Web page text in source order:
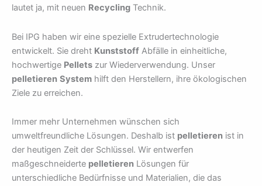
lautet ja, mit neuen Recycling Technik.
Bei IPG haben wir eine spezielle Extrudertechnologie
entwickelt. Sie dreht Kunststoff Abfälle in einheitliche,
hochwertige Pellets zur Wiederverwendung. Unser
pelletieren System hilft den Herstellern, ihre ökologischen
Ziele zu erreichen.
Immer mehr Unternehmen wünschen sich
umweltfreundliche Lösungen. Deshalb ist pelletieren ist in
der heutigen Zeit der Schlüssel. Wir entwerfen
maßgeschneiderte pelletieren Lösungen für
unterschiedliche Bedürfnisse und Materialien, die das